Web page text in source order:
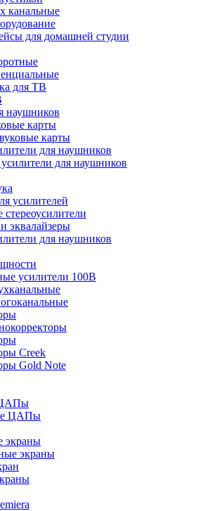
канальные
для домашней студии
для ТВ
наушников
карты
карты
для наушников
для наушников
усилителей
эквалайзеры
для наушников
усилители 100В
Creek
Gold Note
ЦАПы
ЦАПы
экраны
экраны